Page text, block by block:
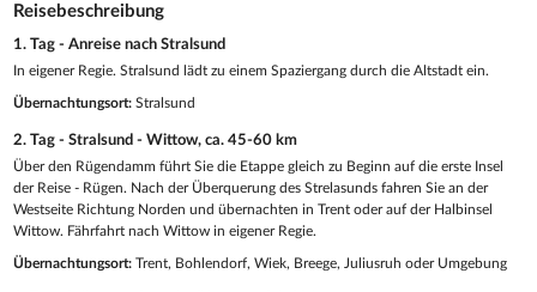
Reisebeschreibung
1. Tag - Anreise nach Stralsund
In eigener Regie. Stralsund lädt zu einem Spaziergang durch die Altstadt ein.
Übernachtungsort: Stralsund
2. Tag - Stralsund - Wittow, ca. 45-60 km
Über den Rügendamm führt Sie die Etappe gleich zu Beginn auf die erste Insel
der Reise - Rügen. Nach der Überquerung des Strelasunds fahren Sie an der
Westseite Richtung Norden und übernachten in Trent oder auf der Halbinsel
Wittow. Fährfahrt nach Wittow in eigener Regie.
Übernachtungsort: Trent, Bohlendorf, Wiek, Breege, Juliusruh oder Umgebung